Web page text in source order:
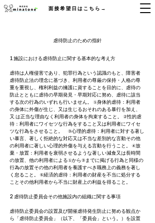
面接希望日はこちら→
​虐待防止のための指針​
1​ 施設における虐待防止に関する基本的な考え方
虐待は人権侵害であり、犯罪行為という認識のもと、障害者
虐待防止法の理念に基づき、利用者の尊厳の保持・人格の尊
重を重視し、権利利益の擁護に資することを目的に、虐待の
防止とともに虐待の早期発見・早期対応に努め、虐待に該当
する次の行為のいずれも行いません。 ①身体的虐待：利用者
の身体に外傷が生じ、又は生じるおそれのある暴行を加え、
又 は正当な理由なく利用者の身体を拘束すること。 ②性的虐
待：利用者にワイセツな行為をすること又は利用者にワイセ
ツな行為をさせること。 ③心理的虐待：利用者に対する著し
い暴言、著しく拒絶的な対応又は不当な差別的な言動その他
の利用者に著しい心理的外傷を与える言動を行うこと。 ④放
棄・放置：利用者を衰弱させるような著しい減食又は長時間
の放置、他の利用者による①から③までに掲げる行為と同様の
行為の放置その他の利用者を養護すべき職務上の義務を著し
く怠ること。 ⑤経済的虐待：利用者の財産を不当に処分する
ことその他利用者から不当に財産上の利益を得ること。
2 虐待防止委員会その他施設内の組織に関する事項
虐待防止委員会の設置及び開催虐待発生防止に努める観点か
ら「虐待防止委員会」（以下、「委員会」という。）を設置